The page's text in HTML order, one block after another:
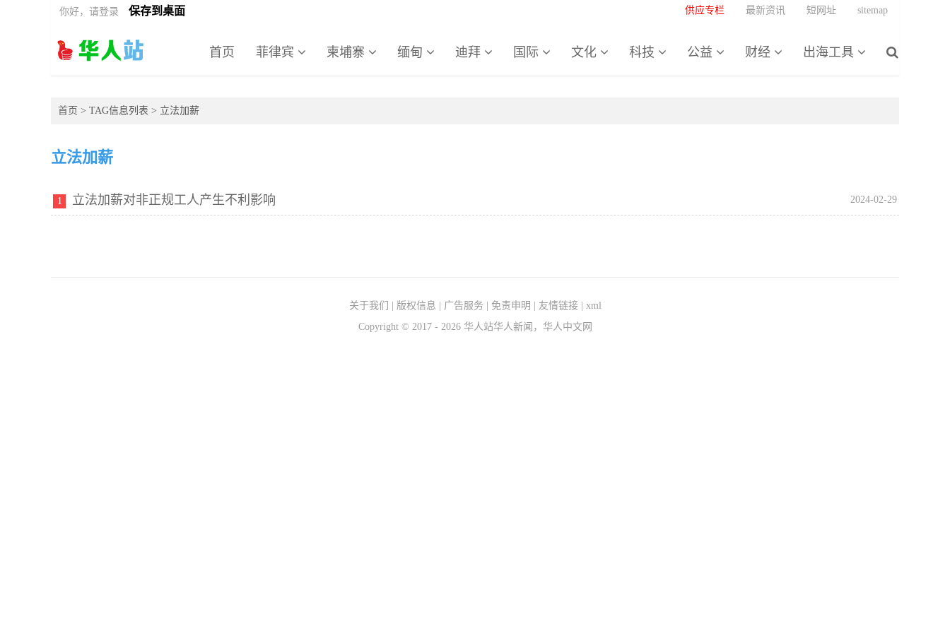
首页 菲律宾 柬埔寨 缅甸 迪拜 国际 文化 科技 公益 财经 出海工具
你好，请登录 保存到桌面 供应专栏 最新资讯 短网址 sitemap
首页 > TAG信息列表 > 立法加薪
立法加薪
2024-02-29
1 立法加薪对非正规工人产生不利影响
关于我们 版权信息 广告服务 免责申明 友情链接| xml
Copyright © 2017 - 2026 华人站华人新闻，华人中文网